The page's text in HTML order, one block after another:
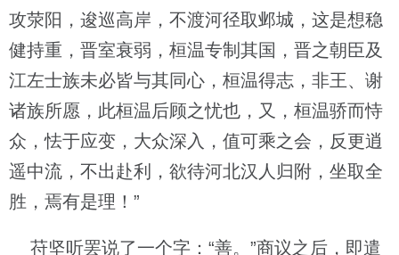
攻荥阳，逡巡高岸，不渡河径取邺城，这是想稳
健持重，晋室衰弱，桓温专制其国，晋之朝臣及
江左士族未必皆与其同心，桓温得志，非王、谢
诸族所愿，此桓温后顾之忧也，又，桓温骄而恃
众，怯于应变，大众深入，值可乘之会，反更逍
遥中流，不出赴利，欲待河北汉人归附，坐取全
胜，焉有是理！”
苻坚听罢说了一个字：“善。”商议之后，即遣